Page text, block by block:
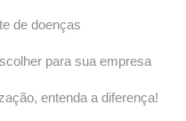
de doenças
para sua empresa
entenda a diferença!